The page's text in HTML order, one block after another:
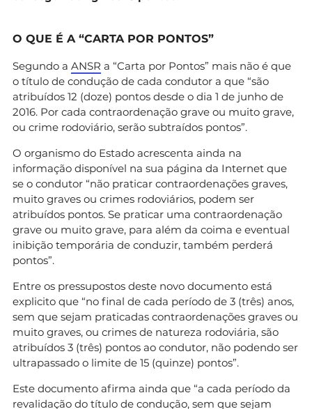
O QUE É A “CARTA POR PONTOS”
Segundo a ANSR a “Carta por Pontos” mais não é que
o título de condução de cada condutor a que “são
atribuídos 12 (doze) pontos desde o dia 1 de junho de
2016. Por cada contraordenação grave ou muito grave,
ou crime rodoviário, serão subtraídos pontos”.
O organismo do Estado acrescenta ainda na
informação disponível na sua página da Internet que
se o condutor “não praticar contraordenações graves,
muito graves ou crimes rodoviários, podem ser
atribuídos pontos. Se praticar uma contraordenação
grave ou muito grave, para além da coima e eventual
inibição temporária de conduzir, também perderá
pontos”.
Entre os pressupostos deste novo documento está
explicito que “no final de cada período de 3 (três) anos,
sem que sejam praticadas contraordenações graves ou
muito graves, ou crimes de natureza rodoviária, são
atribuídos 3 (três) pontos ao condutor, não podendo ser
ultrapassado o limite de 15 (quinze) pontos”.
Este documento afirma ainda que “a cada período da
revalidação do título de condução, sem que sejam